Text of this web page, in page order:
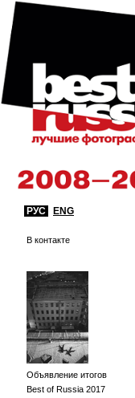
РУС ENG
В контакте
Объявление итогов
Best of Russia 2017